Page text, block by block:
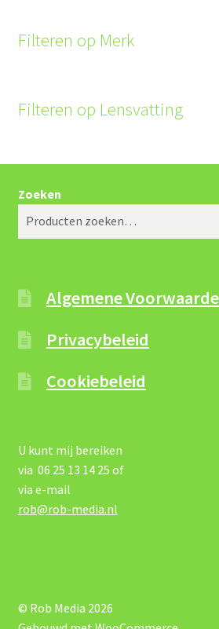
Filteren op Merk
Filteren op Lensvatting
Zoeken
Algemene
Privacybeleid
Cookiebeleid
U kunt mij bereiken
via 06 25 13 14 25 of
via e-mail
rob@rob-media.nl
© Rob Media 2026